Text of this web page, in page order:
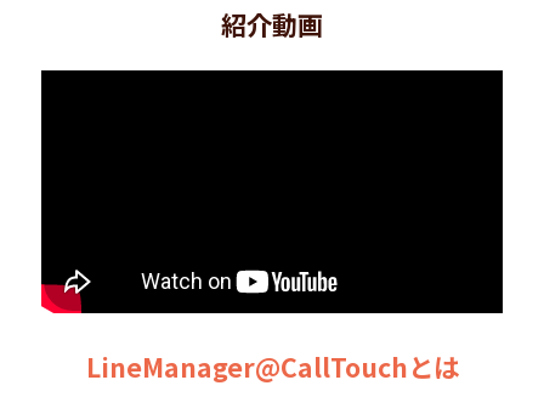
紹介動画
LineManager@CallTouchとは